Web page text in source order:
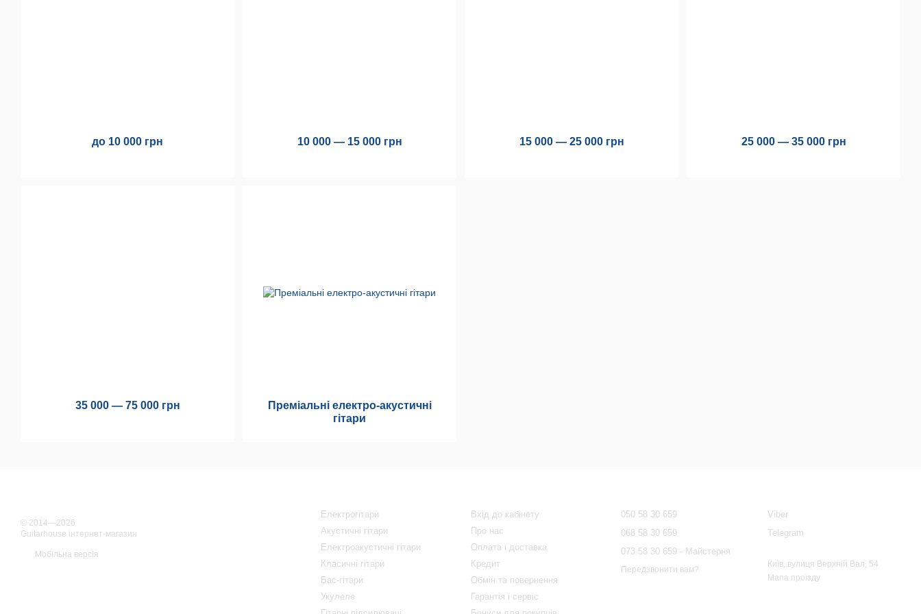
до 10 000 грн 10 000 — 15 000 грн 15 000 — 25 000 грн 25 000 — 35 000 грн
35 000 — 75 000 грн
Преміальні електро-акустичні
гітари
© 2014—2026
Guitarhouse інтернет-магазин
Мобільна версія
Електрогітари
Акустичні гітари
Електроакустичні гітари
Класичні гітари
Бас-гітари
Укулеле
Вхід до кабінету
Про нас
Оплата і доставка
Кредит
Обмін та повернення
Гарантія і сервіс
050 58 30 659
068 58 30 659
073 58 30 659 - Майстерня
Передзвонити вам?
Viber
Telegram
Київ, вулиця Верхній Вал, 54
Мапа проїзду